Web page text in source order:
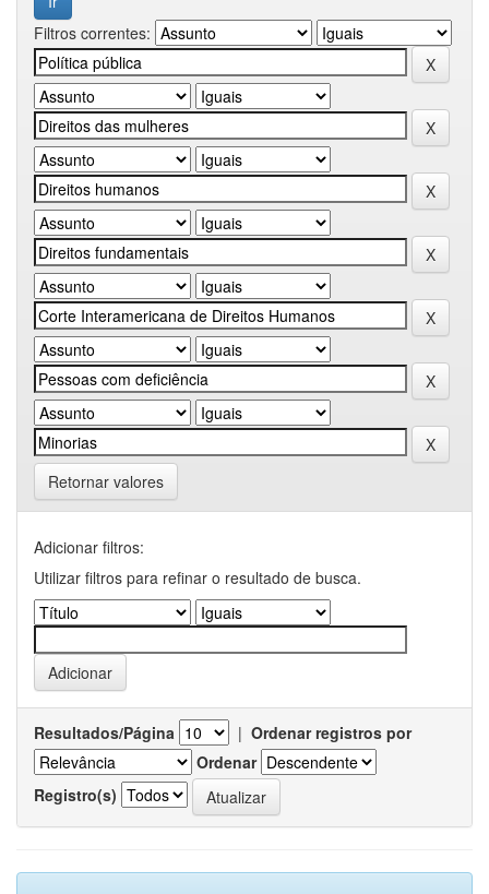
Filtros correntes:
Retornar valores
Adicionar filtros:
Utilizar filtros para refinar o resultado de busca.
Resultados/Página | Ordenar registros por
Ordenar
Registro(s)